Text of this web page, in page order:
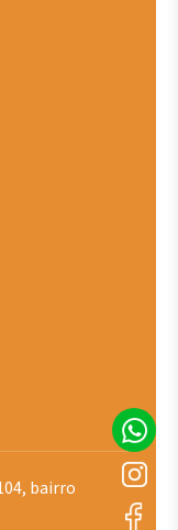
bairro